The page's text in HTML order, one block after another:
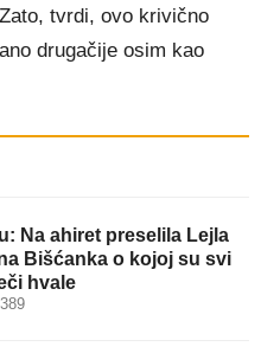
tvrdi, ovo krivično
drugačije osim kao
Na ahiret preselila Lejla
Bišćanka o kojoj su svi
hvale